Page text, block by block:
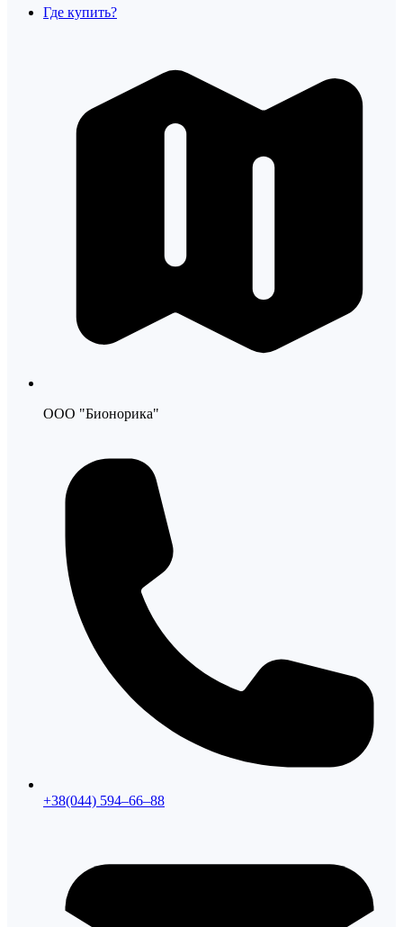
Где купить?
ООО "Бионорика"
+38(044) 594–66–88